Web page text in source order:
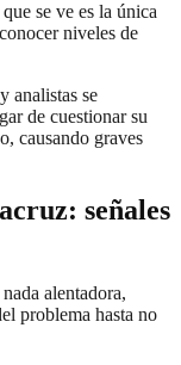
se ve es la única
niveles de
analistas se
de cuestionar su
causando graves
señales
alentadora,
problema hasta no